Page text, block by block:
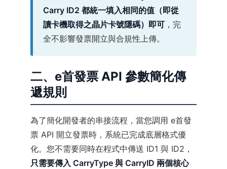
Carry ID2 都統一填入相同的值（即從
讀卡機取得之晶片卡號隱碼）即可 ，完
全不影響發票開立與合規性上傳。
二、e首發票 API 參數簡化傳
遞規則
為了簡化開發者的串接流程，當您調用 e首發
票 API 開立發票時，系統已完成底層格式優
化。您不需要同時在程式中傳送 ID1 與 ID2，
只需要傳入 CarryType 與 CarryID 兩個核心